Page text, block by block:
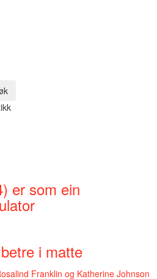
er som ein
i matte